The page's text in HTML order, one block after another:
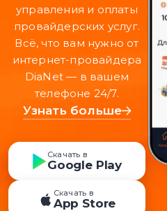
управления и оплаты
провайдерских услуг.
Всё, что вам нужно от
интернет-провайдера
DiaNet — в вашем
телефоне 24/7.
Узнать больше
Скачать в
Google Play
Скачать в
App Store